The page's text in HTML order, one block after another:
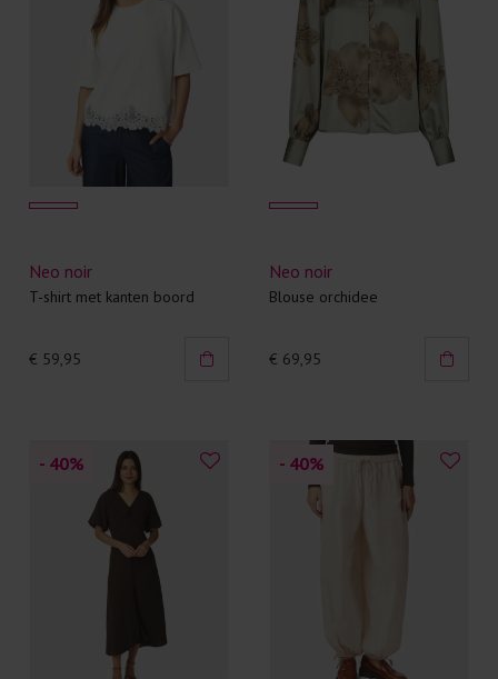
Neo noir
T-shirt met kanten boord
€ 59,95
Neo noir
Blouse orchidee
€ 69,95
- 40% - 40%